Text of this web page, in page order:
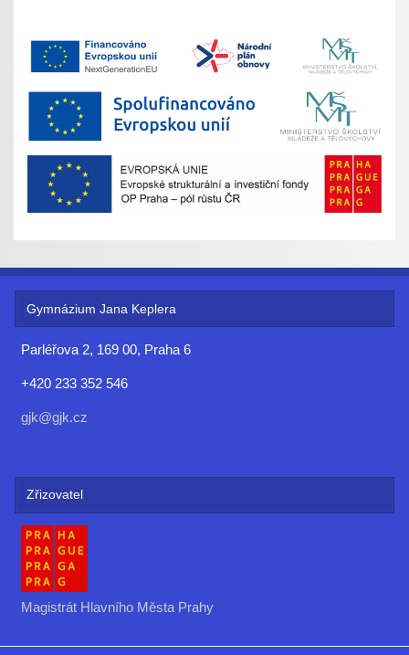
Gymnázium Jana Keplera
Parléřova 2, 169 00, Praha 6
+420 233 352 546
gjk@gjk.cz
Zřizovatel
Magistrát Hlavního Města Prahy